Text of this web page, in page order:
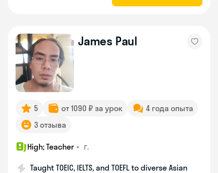
James Paul
5 от 1090 ₽ за урок
4 года опыта
3 отзыва
High; Teacher • г.
Taught TOEIC, IELTS, and TOEFL to diverse Asian